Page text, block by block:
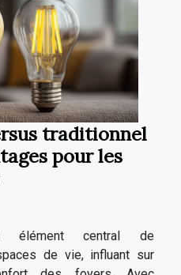
traditionnel
pour les
élément central de
de vie, influant sur